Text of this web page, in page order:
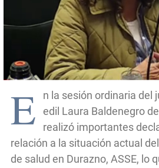
E
n la sesión ordinaria del
edil Laura Baldenegro
realizó importantes
relación a la situación actual
de salud en Durazno, ASSE, lo